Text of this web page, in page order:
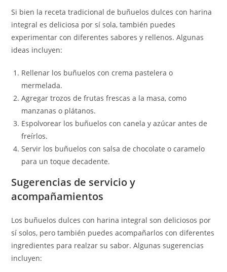
Si bien la receta tradicional de buñuelos dulces con harina
integral es deliciosa por sí sola, también puedes
experimentar con diferentes sabores y rellenos. Algunas
ideas incluyen:
Rellenar los buñuelos con crema pastelera o
mermelada.
Agregar trozos de frutas frescas a la masa, como
manzanas o plátanos.
Espolvorear los buñuelos con canela y azúcar antes de
freírlos.
Servir los buñuelos con salsa de chocolate o caramelo
para un toque decadente.
Sugerencias de servicio y
acompañamientos
Los buñuelos dulces con harina integral son deliciosos por
sí solos, pero también puedes acompañarlos con diferentes
ingredientes para realzar su sabor. Algunas sugerencias
incluyen: